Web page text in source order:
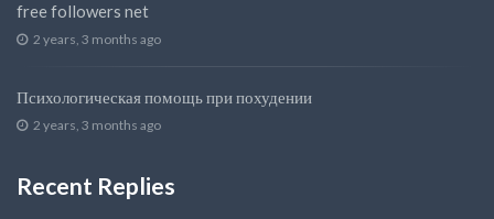
free followers net
2 years, 3 months ago
Психологическая помощь при похудении
2 years, 3 months ago
Recent Replies